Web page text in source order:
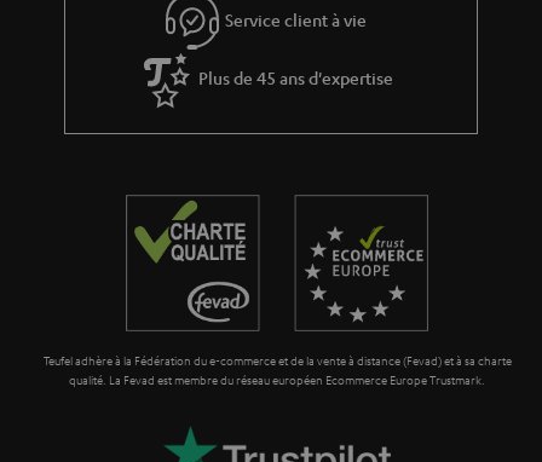
a
n
e
Service client à vie
Plus de 45 ans d'expertise
Teufel adhère à la Fédération du e-commerce et de la vente à distance (Fevad) et à sa charte
qualité. La Fevad est membre du réseau européen Ecommerce Europe Trustmark.